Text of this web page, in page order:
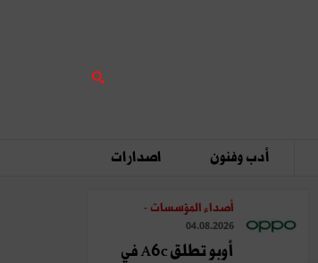
أدب وفنون اصدارات
أصداء المؤسسات -
04.08.2026
أوبو تطلق A6c في